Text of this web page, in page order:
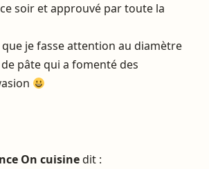
soir et approuvé par toute la
je fasse attention au diamètre
pâte qui a fomenté des
On cuisinedit :